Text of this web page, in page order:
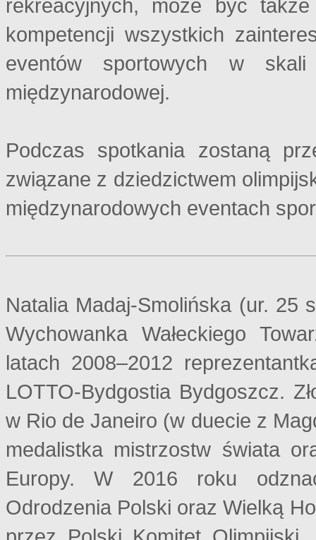
rekreacyjnych, może być
kompetencji wszystkich
eventów sportowych w
międzynarodowej.
Podczas spotkania zostaną
związane z dziedzictwem
międzynarodowych eventach
Natalia Madaj-Smolińska (ur. 25
Wychowanka Wałeckiego
latach 2008–2012
LOTTO-Bydgostia Bydgoszcz.
w Rio de Janeiro (w duecie z
medalistka mistrzostw świata
Europy. W 2016 roku
Odrodzenia Polski oraz Wielką